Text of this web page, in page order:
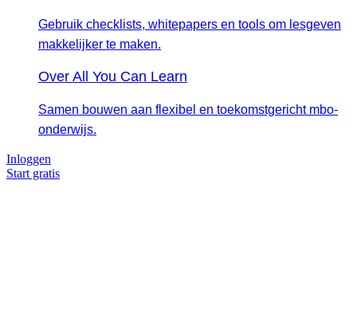
Gebruik checklists, whitepapers en tools om lesgeven
makkelijker te maken.
Over All You Can Learn
Samen bouwen aan flexibel en toekomstgericht mbo-
onderwijs.
Inloggen
Start gratis